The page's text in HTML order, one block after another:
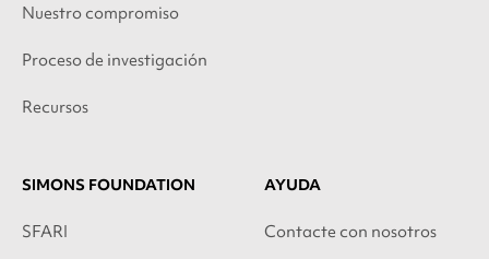
Nuestro compromiso
Proceso de investigación
Recursos
SIMONS FOUNDATION
SFARI
AYUDA
Contacte con nosotros